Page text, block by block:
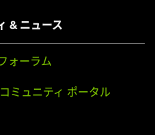
& ニュース
ォーラム
コミュニティ ポータル